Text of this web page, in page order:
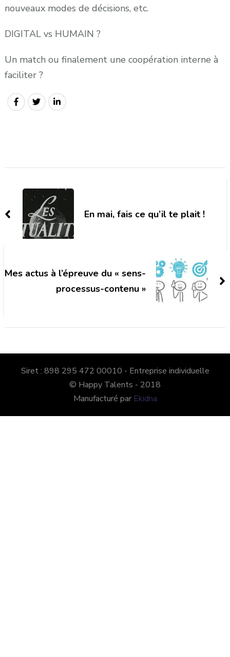
nouveaux modes de décisions, etc.
DIGITAL vs HUMAIN ?
Un match ou finalement une coopération interne à
faciliter ?
Navigation
En mai, fais ce qu’il te plait !
Mes actus à l’épreuve du « sens-
processus-contenu »
Siret : 898 295 472 00010 - Entreprise individuelle
© Happy Talents - 2018
Manufacturé par Ekidna